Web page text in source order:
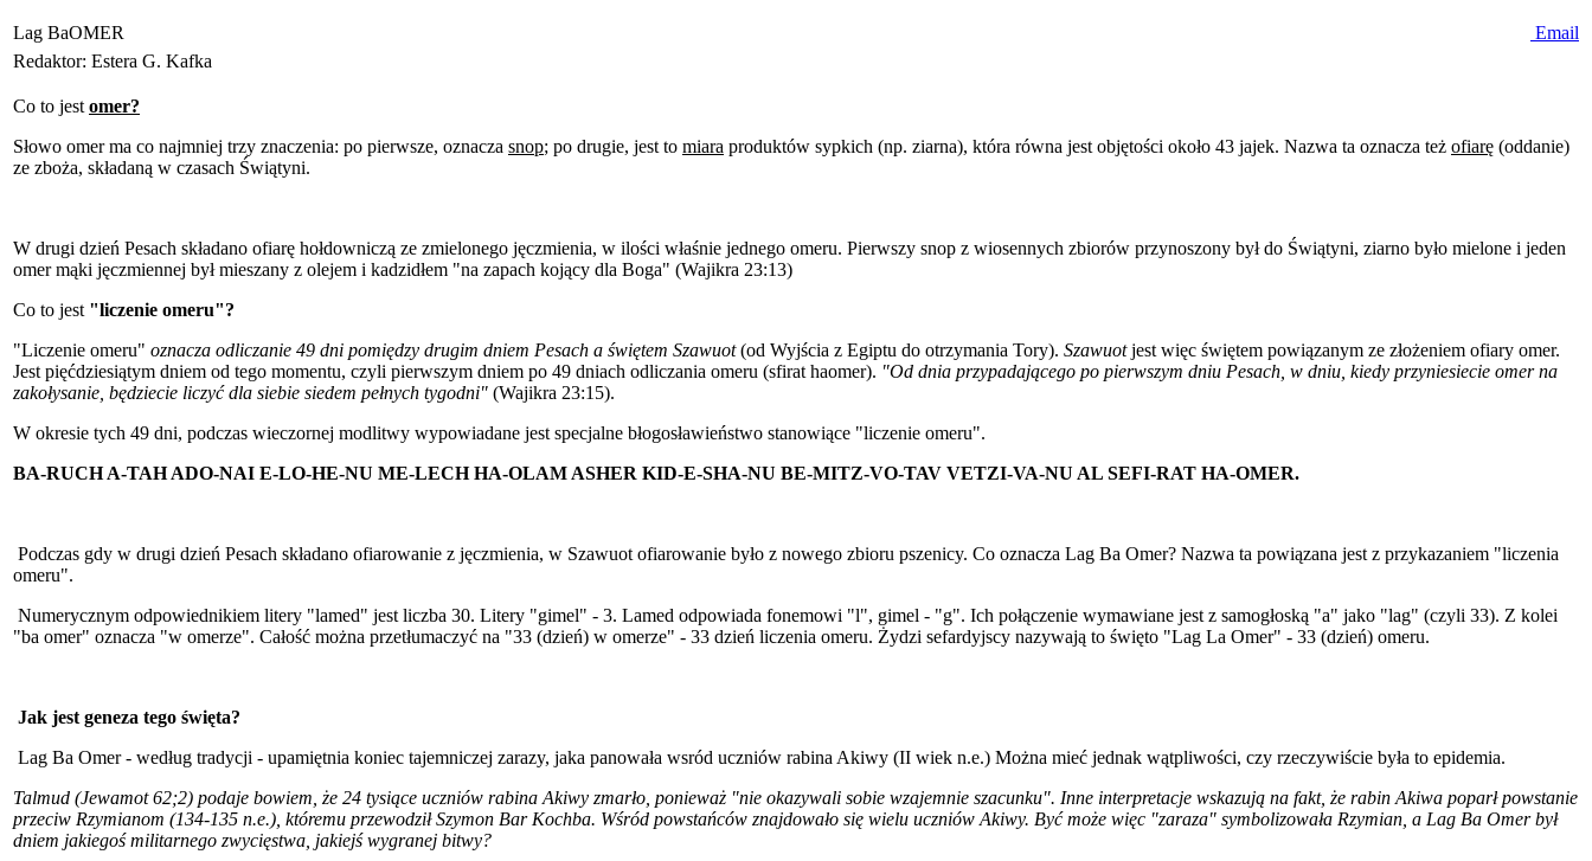
Lag BaOMER
Email
Redaktor: Estera G. Kafka
Co to jest omer?
Słowo omer ma co najmniej trzy znaczenia: po pierwsze, oznacza snop; po drugie, jest to miara produktów sypkich (np. ziarna), która równa jest objętości około 43 jajek. Nazwa ta oznacza też ofiarę (oddanie)
ze zboża, składaną w czasach Świątyni.
W drugi dzień Pesach składano ofiarę hołdowniczą ze zmielonego jęczmienia, w ilości właśnie jednego omeru. Pierwszy snop z wiosennych zbiorów przynoszony był do Świątyni, ziarno było mielone i jeden
omer mąki jęczmiennej był mieszany z olejem i kadzidłem "na zapach kojący dla Boga" (Wajikra 23:13)
Co to jest "liczenie omeru"?
"Liczenie omeru" oznacza odliczanie 49 dni pomiędzy drugim dniem Pesach a świętem Szawuot(od Wyjścia z Egiptu do otrzymania Tory). Szawuotjest więc świętem powiązanym ze złożeniem ofiary omer.
Jest pięćdziesiątym dniem od tego momentu, czyli pierwszym dniem po 49 dniach odliczania omeru (sfirat haomer). "Od dnia przypadającego po pierwszym dniu Pesach, w dniu, kiedy przyniesiecie omer na
zakołysanie, będziecie liczyć dla siebie siedem pełnych tygodni" (Wajikra 23:15).
W okresie tych 49 dni, podczas wieczornej modlitwy wypowiadane jest specjalne błogosławieństwo stanowiące "liczenie omeru".
BA-RUCH A-TAH ADO-NAI E-LO-HE-NU ME-LECH HA-OLAM ASHER KID-E-SHA-NU BE-MITZ-VO-TAV VETZI-VA-NU AL SEFI-RAT HA-OMER.
Podczas gdy w drugi dzień Pesach składano ofiarowanie z jęczmienia, w Szawuot ofiarowanie było z nowego zbioru pszenicy. Co oznacza Lag Ba Omer? Nazwa ta powiązana jest z przykazaniem "liczenia
omeru".
Numerycznym odpowiednikiem litery "lamed" jest liczba 30. Litery "gimel" - 3. Lamed odpowiada fonemowi "l", gimel - "g". Ich połączenie wymawiane jest z samogłoską "a" jako "lag" (czyli 33). Z kolei
"ba omer" oznacza "w omerze". Całość można przetłumaczyć na "33 (dzień) w omerze" - 33 dzień liczenia omeru. Żydzi sefardyjscy nazywają to święto "Lag La Omer" - 33 (dzień) omeru.
Jak jest geneza tego święta?
Lag Ba Omer - według tradycji - upamiętnia koniec tajemniczej zarazy, jaka panowała wsród uczniów rabina Akiwy (II wiek n.e.) Można mieć jednak wątpliwości, czy rzeczywiście była to epidemia.
Talmud (Jewamot 62;2) podaje bowiem, że 24 tysiące uczniów rabina Akiwy zmarło, ponieważ "nie okazywali sobie wzajemnie szacunku". Inne interpretacje wskazują na fakt, że rabin Akiwa poparł powstanie
przeciw Rzymianom (134-135 n.e.), któremu przewodził Szymon Bar Kochba. Wśród powstańców znajdowało się wielu uczniów Akiwy. Być może więc "zaraza" symbolizowała Rzymian, a Lag Ba Omer był
dniem jakiegoś militarnego zwycięstwa, jakiejś wygranej bitwy?